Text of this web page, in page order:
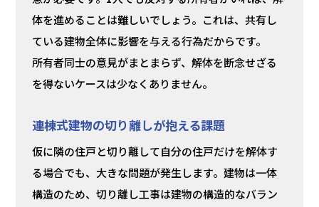
体を進めることは難しいでしょう。これは、共有し
ている建物全体に影響を与える行為だからです。
所有者同士の意見がまとまらず、解体を断念せざる
を得ないケースは少なくありません。
連棟式建物の切り離しが抱える課題
仮に隣の住戸と切り離して自分の住戸だけを解体す
る場合でも、大きな問題が発生します。建物は一体
構造のため、切り離し工事は建物の構造的なバラン